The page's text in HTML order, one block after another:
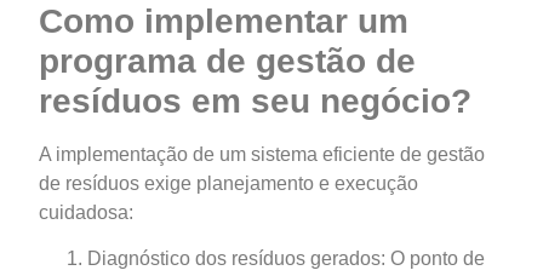
Como implementar um
programa de gestão de
resíduos em seu negócio?
A implementação de um sistema eficiente de gestão
de resíduos exige planejamento e execução
cuidadosa:
Diagnóstico dos resíduos gerados: O ponto de